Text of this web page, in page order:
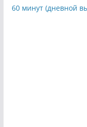
60 минут (дневной